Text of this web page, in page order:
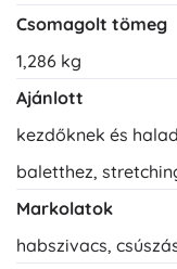
Csomagolt tömeg
1,286 kg
Ajánlott
kezdőknek és
baletthez,
Markolatok
habszivacs,